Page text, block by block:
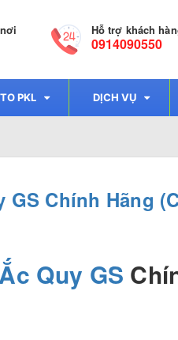
Hỗ trợ khách
0914090550
PKL DỊCH VỤ
GS Chính Hãng
Ắc Quy GS